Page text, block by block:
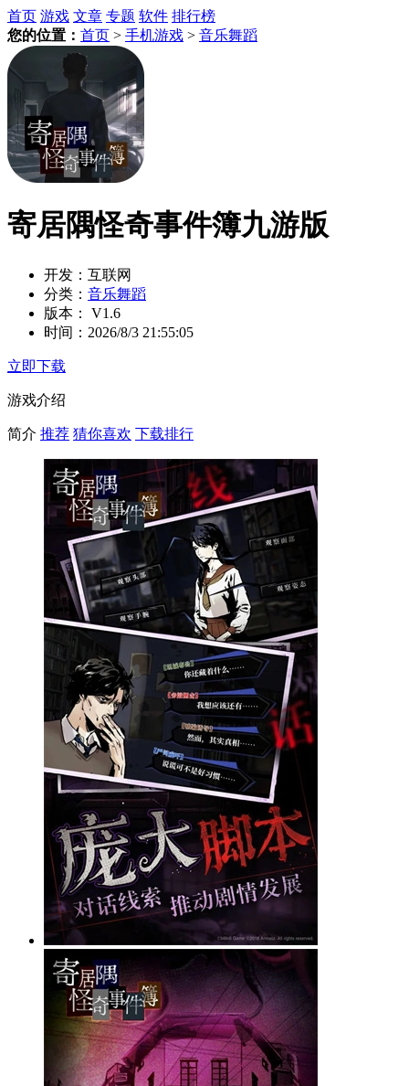
首页 游戏 文章 专题 软件 排行榜
您的位置： 首页 > 手机游戏 > 音乐舞蹈
寄居隅怪奇事件簿九游版
开发： 互联网
分类： 音乐舞蹈
版本：
V1.6
时间： 2026/8/3 21:55:05
立即下载
游戏介绍
简介 推荐 猜你喜欢 下载排行